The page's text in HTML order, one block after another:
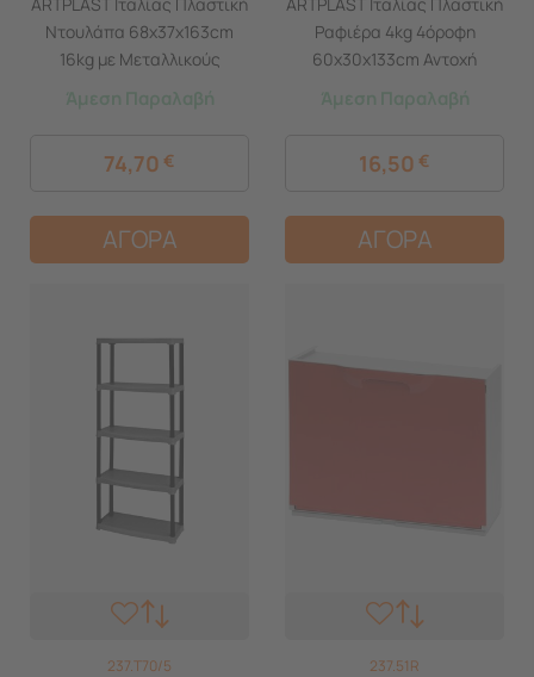
Ντουλάπα 68x37x163cm
16kg με Μεταλλικούς
STRONG Μεντεσέδες 5
Άμεση Παραλαβή
74,70 €
ΑΓΟΡΑ
Ραφιέρα 4kg 4όροφη
60x30x133cm Αντοχή
Ραφιού 25kg Max Αντοχή
Άμεση Παραλαβή
16,50 €
ΑΓΟΡΑ
237.T70/5 237.51R